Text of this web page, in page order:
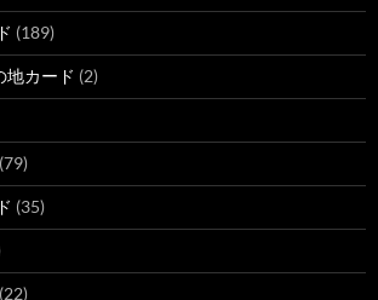
(189)
地カード (2)
(79)
(35)
(22)